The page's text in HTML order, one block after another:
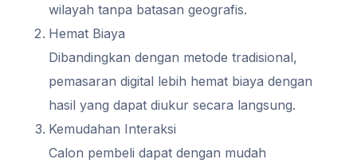
wilayah tanpa batasan geografis.
Hemat Biaya
Dibandingkan dengan metode tradisional,
pemasaran digital lebih hemat biaya dengan
hasil yang dapat diukur secara langsung.
Kemudahan Interaksi
Calon pembeli dapat dengan mudah